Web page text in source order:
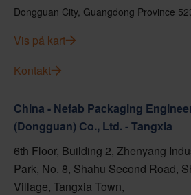
Dongguan City, Guangdong Province
Vis på kart
Kontakt
China - Nefab Packaging
(Dongguan) Co., Ltd. - Tangxia
6th Floor, Building 2, Zhenyang
Park, No. 8, Shahu Second Road,
Village, Tangxia Town,